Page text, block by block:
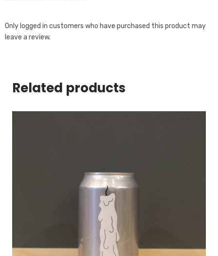
Only logged in customers who have purchased this product may
leave a review.
Related products